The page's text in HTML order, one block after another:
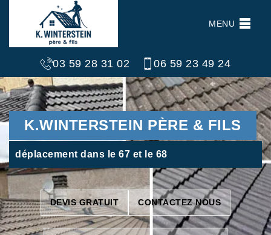
MENU
03 59 28 31 02 06 59 23 49 24
K.WINTERSTEIN PÈRE & FILS
déplacement dans le 67 et le 68
DEVIS GRATUIT CONTACTEZ NOUS